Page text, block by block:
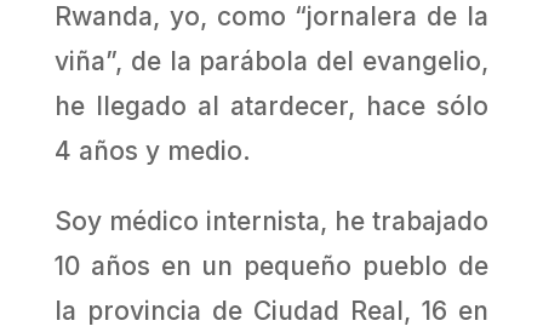
Rwanda, yo, como “jornalera de la
viña”, de la pa­rábola del evangelio,
he llegado al atardecer, hace sólo
4 años y medio.
Soy médico internista, he trabajado
10 años en un pequeño pueblo de
la provincia de Ciudad Real, 16 en